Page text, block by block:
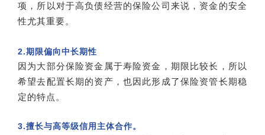
项，所以对于高负债经营的保险公司来说，资金的安全
性尤其重要。
2.期限偏向中长期性
因为大部分保险资金属于寿险资金，期限比较长，所以
希望去配置长期的资产，也因此形成了保险资管长期稳
定的特点。
3.擅长与高等级信用主体合作。